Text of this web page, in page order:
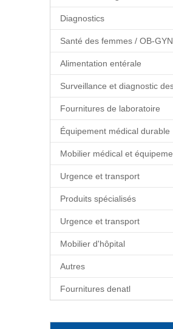
Diagnostics
Santé des femmes / OB-GYN
Alimentation entérale
Fournitures de laboratoire
Équipement médical durable
Urgence et transport
Produits spécialisés
Urgence et transport
Mobilier d'hôpital
Autres
Fournitures denatl